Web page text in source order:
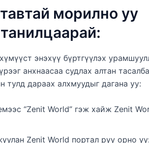
морилно уу
энэхүү бүртгүүлэх
анхнаасаа судлах алтан
тулд дараах алхмуудыг дагана уу:
“Zenit World” гэж хайж Zenit
Zenit World портал руу орно